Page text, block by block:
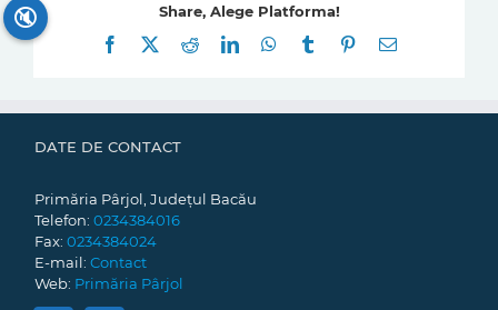
Share, Alege Platforma!
Facebook
RedditLinkedInWhatsApp
Tumblr Pinterest
E-
DATE DE CONTACT
Primăria Pârjol, Județul Bacău
Telefon: 0234384016
Fax: 0234384024
E-mail: Contact
Web: Primăria Pârjol
🔇